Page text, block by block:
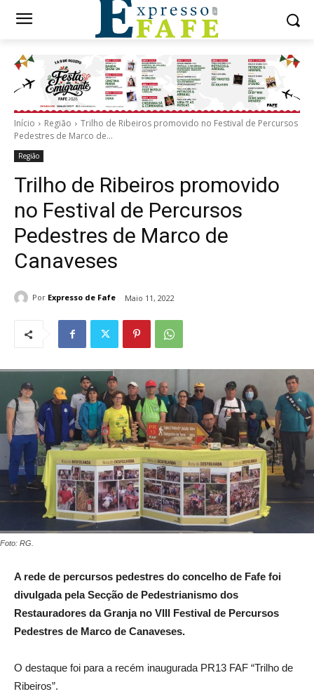
Início Região
Trilho de Ribeiros promovido no Festival de Percursos
Pedestres de Marco de...
Região
Trilho de Ribeiros promovido
no Festival de Percursos
Pedestres de Marco de
Canaveses
Por Expresso de Fafe Maio 11, 2022
Foto: RG.
A rede de percursos pedestres do concelho de Fafe foi
divulgada pela Secção de Pedestrianismo dos
Restauradores da Granja no VIII Festival de Percursos
Pedestres de Marco de Canaveses.
O destaque foi para a recém inaugurada PR13 FAF “Trilho de
Ribeiros”.